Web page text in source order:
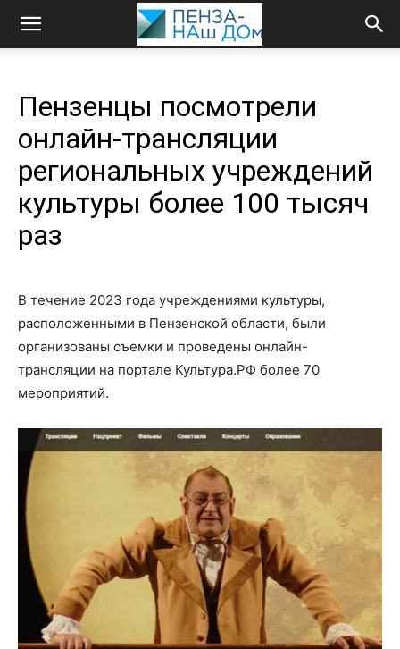
Пензенцы посмотрели
онлайн-трансляции
региональных учреждений
культуры более 100 тысяч
раз
В течение 2023 года учреждениями культуры,
расположенными в Пензенской области, были
организованы съемки и проведены онлайн-
трансляции на портале Культура.РФ более 70
мероприятий.